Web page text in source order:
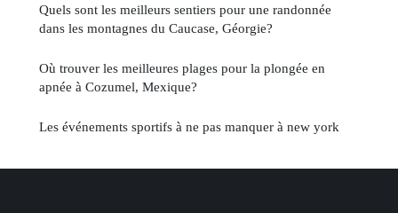
Quels sont les meilleurs sentiers pour une randonnée
dans les montagnes du Caucase, Géorgie?
Où trouver les meilleures plages pour la plongée en
apnée à Cozumel, Mexique?
Les événements sportifs à ne pas manquer à new york